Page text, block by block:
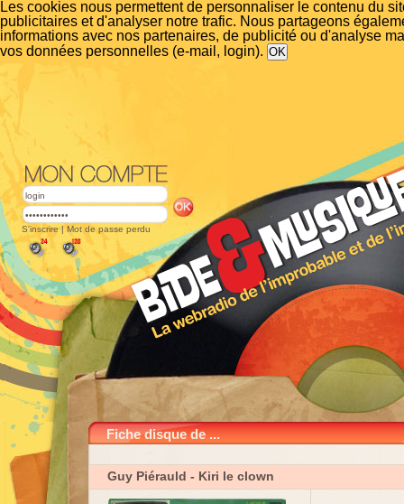
Les cookies nous permettent de personnaliser le contenu du
publicitaires et d'analyser notre trafic. Nous partageons
informations avec nos partenaires, de publicité ou d'analyse
vos données personnelles (e-mail, login).
S'inscrire | Mot de passe perdu
Fiche disque de ...
Guy Piérauld - Kiri le clown